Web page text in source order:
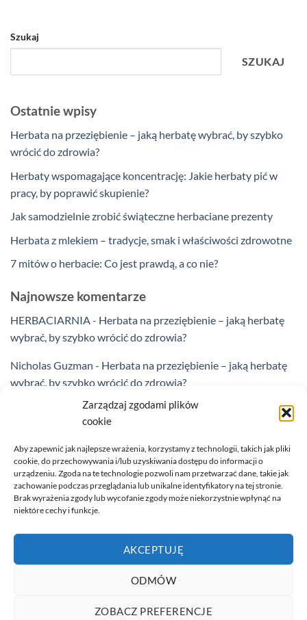
Zarządzaj zgodami plików
cookie
Aby zapewnić jak najlepsze wrażenia, korzystamy z technologii, takich jak pliki
cookie, do przechowywania i/lub uzyskiwania dostępu do informacji o
urządzeniu. Zgoda na te technologie pozwoli nam przetwarzać dane, takie jak
zachowanie podczas przeglądania lub unikalne identyfikatory na tej stronie.
Brak wyrażenia zgody lub wycofanie zgody może niekorzystnie wpłynąć na
niektóre cechy i funkcje.
AKCEPTUJĘ
ODMÓW
ZOBACZ PREFERENCJE
Szukaj
SZUKAJ
Ostatnie wpisy
Herbata na przeziębienie – jaką herbatę wybrać, by szybko
wrócić do zdrowia?
Herbaty wspomagające koncentrację: Jakie herbaty pić w
pracy, by poprawić skupienie?
Jak samodzielnie zrobić świąteczne herbaciane prezenty
Herbata z mlekiem – tradycje, smak i właściwości zdrowotne
7 mitów o herbacie: Co jest prawdą, a co nie?
Najnowsze komentarze
HERBACIARNIA- Herbata na przeziębienie – jaką herbatę
wybrać, by szybko wrócić do zdrowia?
Nicholas Guzman - Herbata na przeziębienie – jaką herbatę
wybrać, by szybko wrócić do zdrowia?
Jak przechowywać herbatę, aby zachować jej
Dale G-Herbata na jesienne wieczory: Te napoje Cię
rozgrzeją….
AkilahP-Herbata w kuchni: 4 kulinarne kompozycje z
herbatą
Visa PayPal Stripe MasterCard